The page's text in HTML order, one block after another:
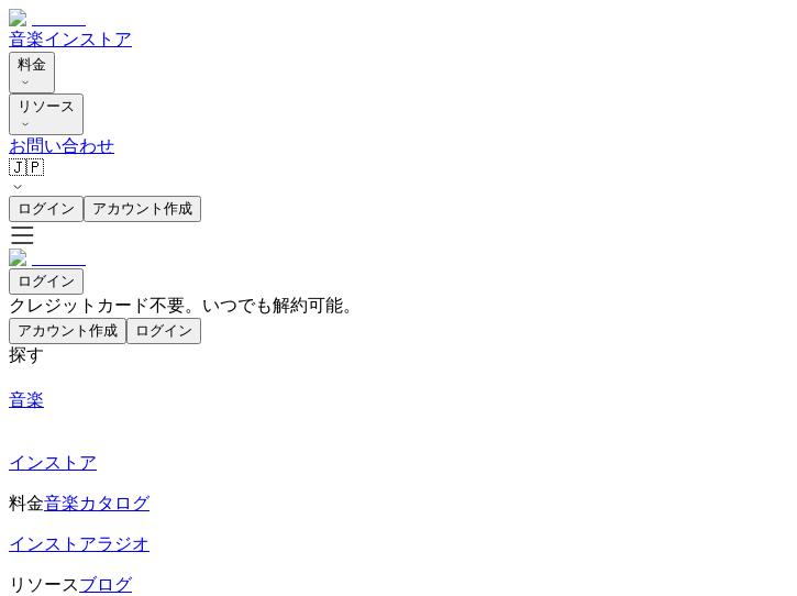
音楽インストア
料金
リソース
お問い合わせ
🇯🇵
ログイン アカウント作成
ログイン
クレジットカード不要。いつでも解約可能。
アカウント作成 ログイン
探す
音楽
インストア
料金音楽カタログ
インストアラジオ
リソースブログ